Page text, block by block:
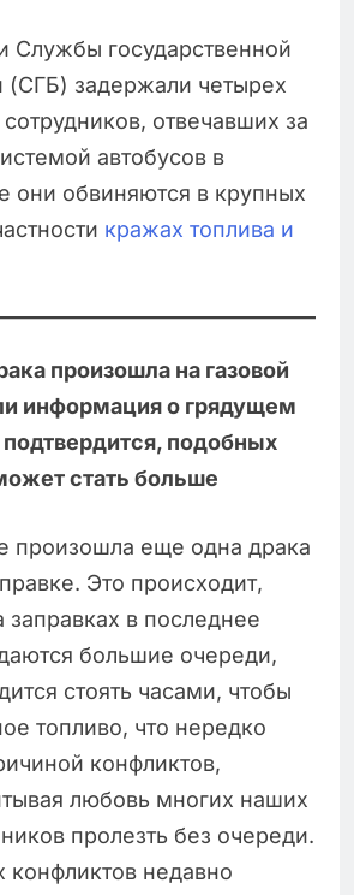
Службы государственной
(СГБ) задержали четырех
отвечавших за
автобусов в
они обвиняются в крупных
кражах топлива и
произошла на газовой
информация о грядущем
подобных
стать больше
произошла еще одна драка
Это происходит,
заправках в последнее
большие очереди,
стоять часами, чтобы
топливо, что нередко
конфликтов,
любовь многих наших
пролезть без очереди.
конфликтов недавно